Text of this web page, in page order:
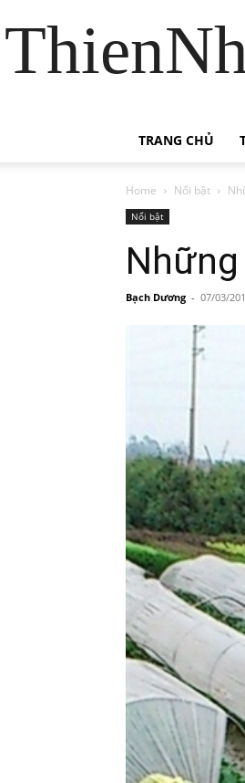
TRANG CHỦ
Home Nổi bật
Nổi bật
Bạch Dương - 07/03/